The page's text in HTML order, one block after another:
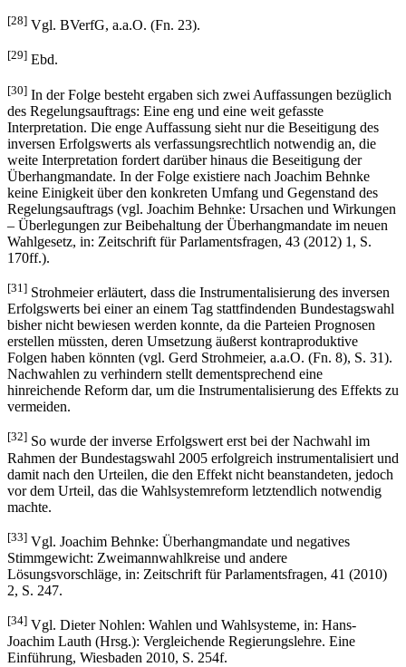
[28] Vgl. BVerfG, a.a.O. (Fn. 23).
[29] Ebd.
[30] In der Folge besteht ergaben sich zwei Auffassungen bezüglich
des Regelungsauftrags: Eine eng und eine weit gefasste
Interpretation. Die enge Auffassung sieht nur die Beseitigung des
inversen Erfolgswerts als verfassungsrechtlich notwendig an, die
weite Interpretation fordert darüber hinaus die Beseitigung der
Überhangmandate. In der Folge existiere nach Joachim Behnke
keine Einigkeit über den konkreten Umfang und Gegenstand des
Regelungsauftrags (vgl. Joachim Behnke: Ursachen und Wirkungen
– Überlegungen zur Beibehaltung der Überhangmandate im neuen
Wahlgesetz, in: Zeitschrift für Parlamentsfragen, 43 (2012) 1, S.
170ff.).
[31] Strohmeier erläutert, dass die Instrumentalisierung des inversen
Erfolgswerts bei einer an einem Tag stattfindenden Bundestagswahl
bisher nicht bewiesen werden konnte, da die Parteien Prognosen
erstellen müssten, deren Umsetzung äußerst kontraproduktive
Folgen haben könnten (vgl. Gerd Strohmeier, a.a.O. (Fn. 8), S. 31).
Nachwahlen zu verhindern stellt dementsprechend eine
hinreichende Reform dar, um die Instrumentalisierung des Effekts zu
vermeiden.
[32] So wurde der inverse Erfolgswert erst bei der Nachwahl im
Rahmen der Bundestagswahl 2005 erfolgreich instrumentalisiert und
damit nach den Urteilen, die den Effekt nicht beanstandeten, jedoch
vor dem Urteil, das die Wahlsystemreform letztendlich notwendig
machte.
[33] Vgl. Joachim Behnke: Überhangmandate und negatives
Stimmgewicht: Zweimannwahlkreise und andere
Lösungsvorschläge, in: Zeitschrift für Parlamentsfragen, 41 (2010)
2, S. 247.
[34] Vgl. Dieter Nohlen: Wahlen und Wahlsysteme, in: Hans-
Joachim Lauth (Hrsg.): Vergleichende Regierungslehre. Eine
Einführung, Wiesbaden 2010, S. 254f.